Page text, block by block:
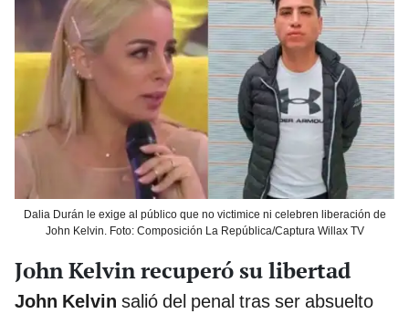
Dalia Durán le exige al público que no victimice ni celebren liberación de
John Kelvin. Foto: Composición La República/Captura Willax TV
John Kelvin recuperó su libertad
John Kelvin salió del penal tras ser absuelto